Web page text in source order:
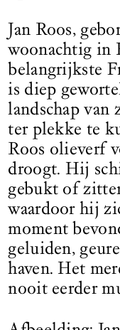
Jan Roos,
woonachtig in
belangrijkste
is diep
landschap van
ter plekke te
Roos olieverf
droogt. Hij
gebukt of
waardoor hij
moment
geluiden,
haven. Het
nooit eerder